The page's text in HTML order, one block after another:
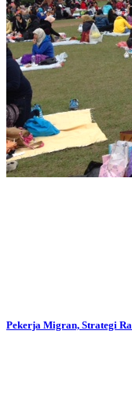
Pekerja Migran, Strategi